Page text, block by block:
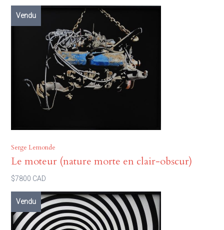
Vendu
Serge Lemonde
Le moteur (nature morte en clair-obscur)
$7800 CAD
Vendu